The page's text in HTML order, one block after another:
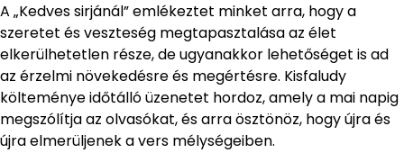
A „Kedves sirjánál” emlékeztet minket arra, hogy a
szeretet és veszteség megtapasztalása az élet
elkerülhetetlen része, de ugyanakkor lehetőséget is ad
az érzelmi növekedésre és megértésre. Kisfaludy
költeménye időtálló üzenetet hordoz, amely a mai napig
megszólítja az olvasókat, és arra ösztönöz, hogy újra és
újra elmerüljenek a vers mélységeiben.